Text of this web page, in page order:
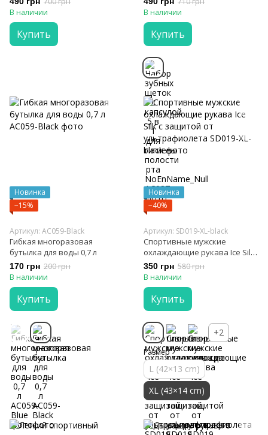
В наличии
Купить
В наличии
Купить
Новинка
−15%
Артикул: AC059-Black
Гибкая многоразовая
бутылка для воды 0,7 л
170 грн 200 грн
В наличии
Купить
Новинка
−40%
Артикул: SD019-XL-black
Спортивные мужские
охлаждающие рукава Ice Silk
с защитой от ультрафиолета
350 грн 580 грн
В наличии
Купить
+2
Размер
L (42×13 cm)
XL (43×14 cm)